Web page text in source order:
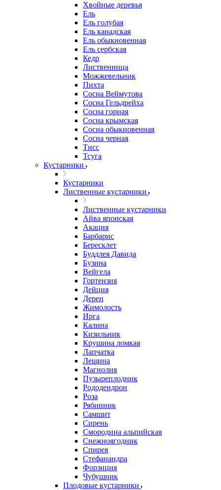
Хвойные деревья
Ель
Ель голубая
Ель канадская
Ель обыкновенная
Ель сербская
Кедр
Лиственница
Можжевельник
Пихта
Сосна Веймутова
Сосна Гельдрейха
Сосна горная
Сосна крымская
Сосна обыкновенная
Сосна черная
Тисс
Тсуга
Кустарники
Кустарники
Лиственные кустарники
Лиственные кустарники
Айва японская
Акация
Барбарис
Бересклет
Буддлея Давида
Бузина
Вейгела
Гортензия
Дейция
Дерен
Жимолость
Ирга
Калина
Кизильник
Крушина ломкая
Лапчатка
Лещина
Магнолия
Пузыреплодник
Рододендрон
Роза
Рябинник
Самшит
Сирень
Смородина альпийская
Снежноягодник
Спирея
Стефанандра
Форзиция
Чубушник
Плодовые кустарники